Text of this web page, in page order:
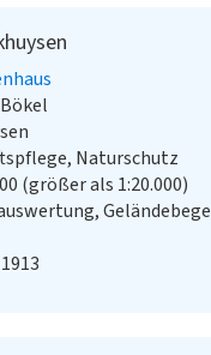
Naturschutz
(größer als 1:20.000)